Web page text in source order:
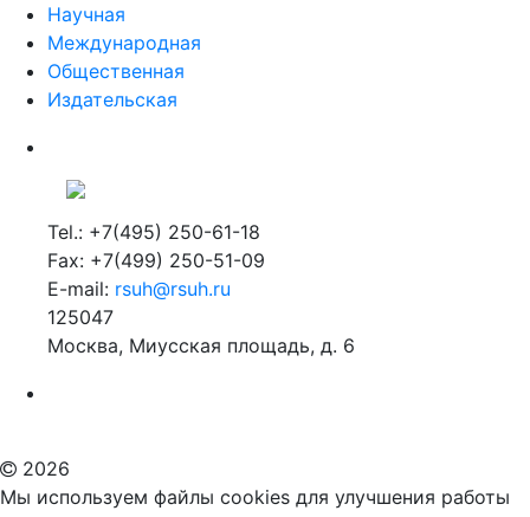
Научная
Международная
Общественная
Издательская
Tel.: +7(495) 250-61-18
Fax: +7(499) 250-51-09
E-mail: rsuh@rsuh.ru
125047
Москва, Миусская площадь, д. 6
2026
Мы используем файлы cookies для улучшения работы